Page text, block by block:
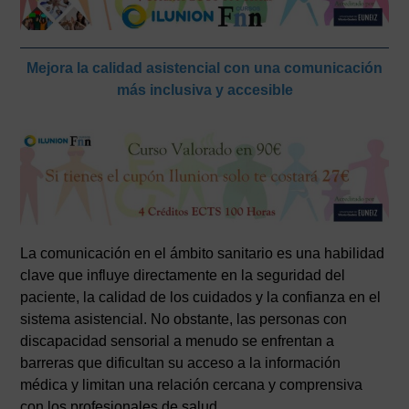
Mejora la calidad asistencial con una comunicación
más inclusiva y accesible
La comunicación en el ámbito sanitario es una habilidad
clave que influye directamente en la seguridad del
paciente, la calidad de los cuidados y la confianza en el
sistema asistencial. No obstante, las personas con
discapacidad sensorial a menudo se enfrentan a
barreras que dificultan su acceso a la información
médica y limitan una relación cercana y comprensiva